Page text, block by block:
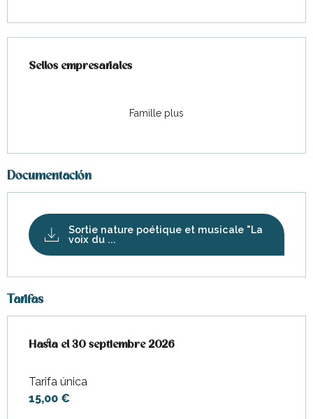
Sellos empresariales
Sellos empresariales
Famille plus
Documentación
Sortie nature poétique et musicale "La
voix du ...
Tarifas
Desde 1 abril 2026hasta30 septiembre 2026
Hasta el30 septiembre 2026
Tarifa única
15,00 €